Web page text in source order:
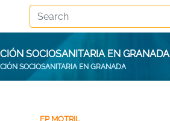
SOCIOSANITARIA EN GRANADA
SOCIOSANITARIA EN GRANADA
FP MOTRIL